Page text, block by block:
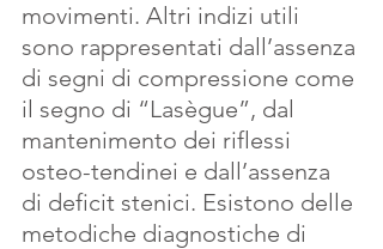
movimenti. Altri indizi utili
sono rappresentati dall’assenza
di segni di compressione come
il segno di “Lasègue”, dal
mantenimento dei riflessi
osteo-tendinei e dall’assenza
di deficit stenici. Esistono delle
metodiche diagnostiche di